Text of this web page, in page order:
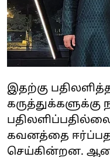
இதற்கு
கவனத்தை
செய்கின்றன.